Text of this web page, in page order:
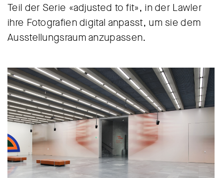
Teil der Serie «adjusted to fit», in der Lawler
ihre Fotografien digital anpasst, um sie dem
Ausstellungsraum anzupassen.